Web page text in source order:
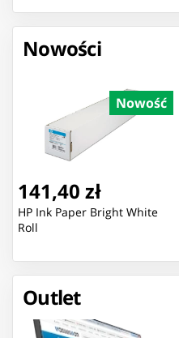
Nowości
Nowość
141,40 zł
HP Ink Paper Bright White
Roll
Outlet